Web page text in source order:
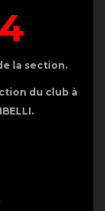
la section.
du club à